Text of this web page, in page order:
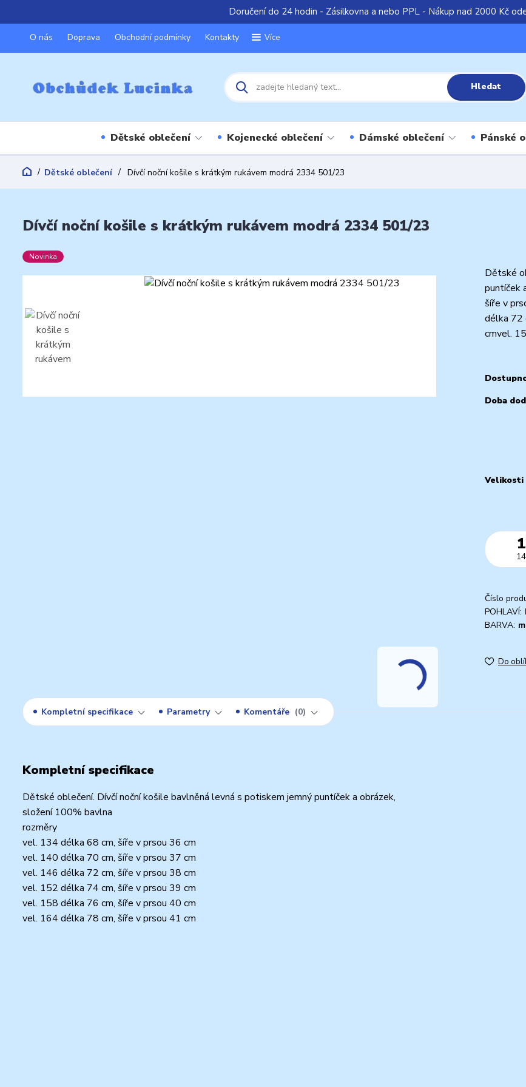
Doručení do 24 hodin - Zásilkovna a nebo PPL - Nákup nad 2000 Kč
O nás Doprava Obchodní podmínky Kontakty Více
Hledat
Dětské oblečení Kojenecké oblečení Dámské oblečení Pánské
Dětské oblečení Dívčí noční košile s krátkým rukávem modrá 2334 501/23
Dívčí noční košile s krátkým rukávem modrá 2334 501/23
Novinka
Dětské
puntíček
šíře v
délka 72
cmvel.
Doba
Velikosti
Číslo
POHLAVÍ:
BARVA:
Do
Kompletní specifikace Parametry Komentáře 0
Kompletní specifikace
Dětské oblečení. Dívčí noční košile bavlněná levná s potiskem jemný puntíček a obrázek,
složení 100% bavlna
rozměry
vel. 134 délka 68 cm, šíře v prsou 36 cm
vel. 140 délka 70 cm, šíře v prsou 37 cm
vel. 146 délka 72 cm, šíře v prsou 38 cm
vel. 152 délka 74 cm, šíře v prsou 39 cm
vel. 158 délka 76 cm, šíře v prsou 40 cm
vel. 164 délka 78 cm, šíře v prsou 41 cm